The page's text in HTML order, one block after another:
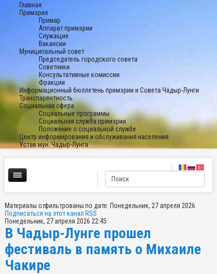
Главная
Примэрия
Примар
Аппарат примэрии
Служащие
Вакансии
Муниципальный совет
Председатель городского совета
Советники
Консультативные комиссии
Фракции
Информационный бюллетень примэрии и Совета Чадыр-Лунги
Транспарентность
Социальная сфера
Социальные программы
Социальная служба примэрии
Положение о социальной службе
Центр информирования и обслуживания населения
Устав мун. Чадыр-Лунга
Материалы отфильтрованы по дате: Понедельник, 27 апреля 2026
Подписаться на этот канал RSS
Понедельник, 27 апреля 2026 22:45
В Чадыр-Лунге прошел
фестиваль в память о Михаиле
Чакире